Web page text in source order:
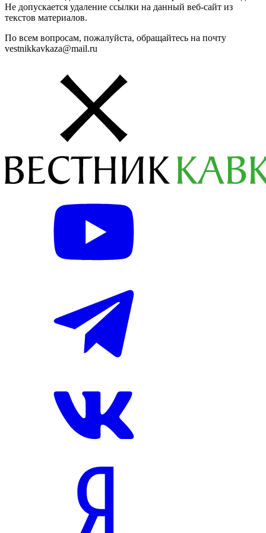
Не допускается удаление ссылки на данный веб-сайт из
текстов материалов.
По всем вопросам, пожалуйста, обращайтесь на почту
vestnikkavkaza@mail.ru